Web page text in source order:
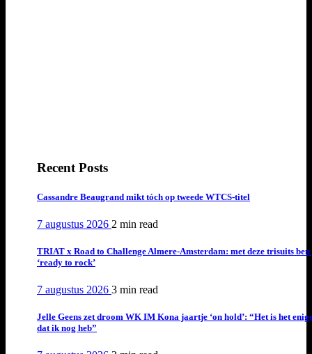
Recent Posts
Cassandre Beaugrand mikt tóch op tweede WTCS-titel
7 augustus 2026 2 min read
TRIAT x Road to Challenge Almere-Amsterdam: met deze trisuits ben
‘ready to rock’
7 augustus 2026 3 min read
Jelle Geens zet droom WK IM Kona jaartje ‘on hold’: “Het is het
dat ik nog heb”